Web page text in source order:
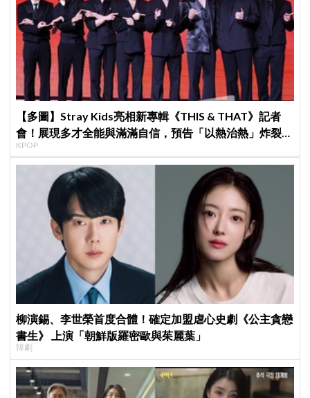
【多圖】Stray Kids亮相新專輯《THIS & THAT》記者
會！展現多才全能與滿滿自信，預告「以熱治熱」炸裂夏
日音樂圈
KPOP
柳演錫、李世榮首度合體！確定加盟虐心史劇《公主貪戀
書生》 上演「朝鮮版羅密歐與茱麗葉」
韓劇